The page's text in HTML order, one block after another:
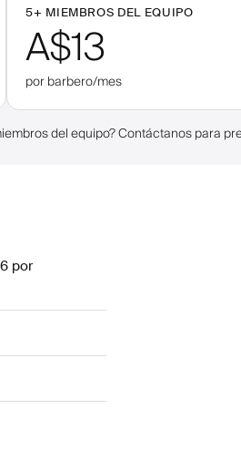
5+ MIEMBROS DEL EQUIPO
A$13
por barbero/mes
del equipo? Contáctanos para
por